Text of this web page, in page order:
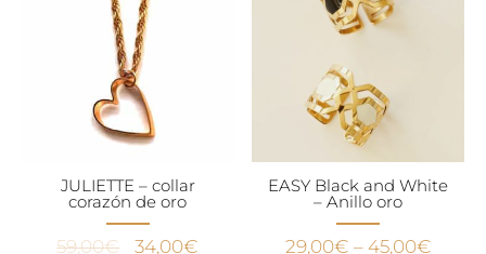
JULIETTE – collar
corazón de oro
59,00€
El
34,00€
EASY Black and White
– Anillo oro
29,00€ – 45,00€